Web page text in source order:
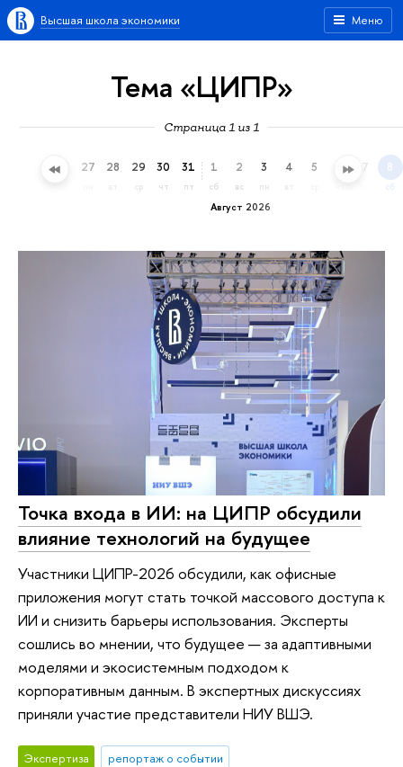
Меню
Высшая школа экономики
Тема «ЦИПР»
Страница 1 из 1
26 27 28 29
ср
30
чт
31
пт
Август 2026
1
сб
2
вс
3
пн
4 5 6 7 8
сб
Точка входа в ИИ: на ЦИПР обсудили
влияние технологий на будущее
Участники ЦИПР-2026 обсудили, как офисные
приложения могут стать точкой массового доступа к
ИИ и снизить барьеры использования. Эксперты
сошлись во мнении, что будущее — за адаптивными
моделями и экосистемным подходом к
корпоративным данным. В экспертных дискуссиях
приняли участие представители НИУ ВШЭ.
Экспертиза
репортаж о событии